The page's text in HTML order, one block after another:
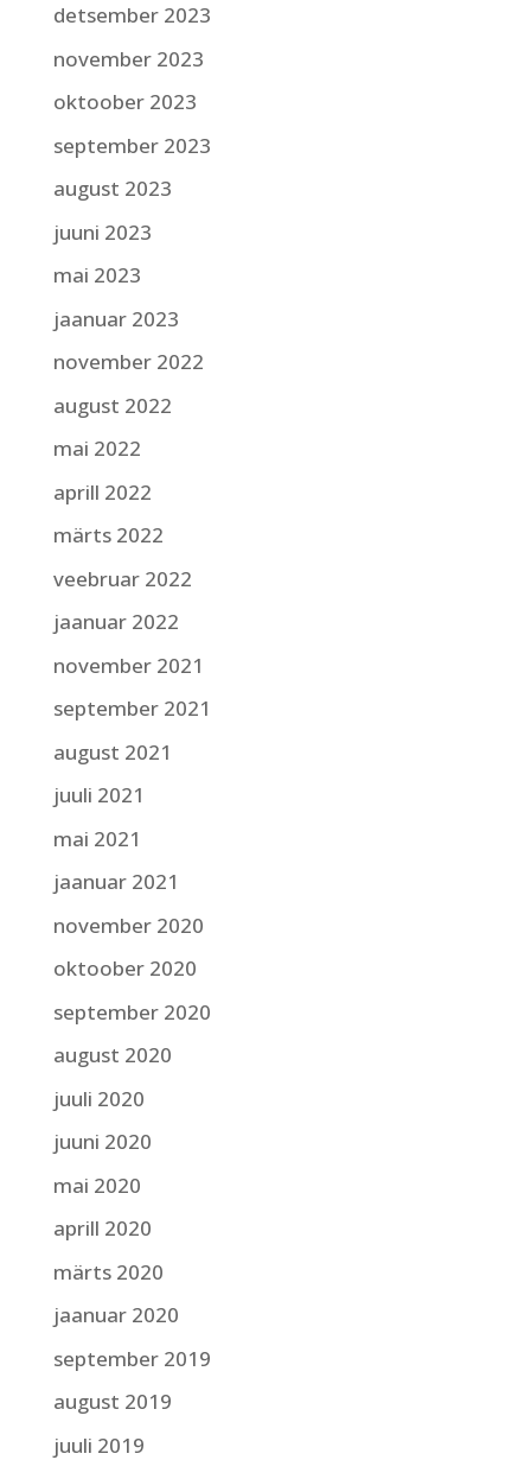
detsember 2023
november 2023
oktoober 2023
september 2023
august 2023
juuni 2023
mai 2023
jaanuar 2023
november 2022
august 2022
mai 2022
aprill 2022
märts 2022
veebruar 2022
jaanuar 2022
november 2021
september 2021
august 2021
juuli 2021
mai 2021
jaanuar 2021
november 2020
oktoober 2020
september 2020
august 2020
juuli 2020
juuni 2020
mai 2020
aprill 2020
märts 2020
jaanuar 2020
september 2019
august 2019
juuli 2019